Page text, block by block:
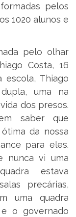
pelos
1020 alunos e
pelo olhar
Costa, 16
escola, Thiago
uma na
dos presos.
saber que
da nossa
para eles.
nunca vi uma
estava
precárias,
uma quadra
o governado